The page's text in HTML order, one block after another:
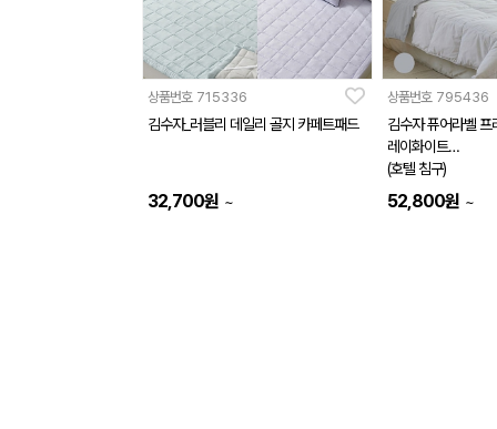
상품번호 715336
김수자_러블리 데일리 골지 카페트패드
32,700원 ~
상품번호 795436
김수자 퓨어라벨
레이화이트
(호텔 침구)
52,800원 ~